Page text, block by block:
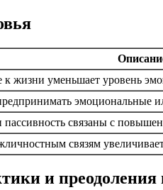
жизни уменьшает уровень
эмоциональные
пассивность связаны с
связям
и